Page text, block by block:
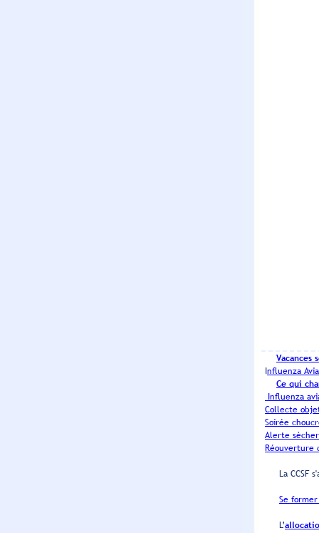
Vacances
Influenza
Ce qui
Influenza
Collecte
Soirée
Alerte
Réouverture
La CCSF
Se
L’